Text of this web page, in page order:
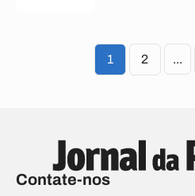
1 2 ...
Contate-nos